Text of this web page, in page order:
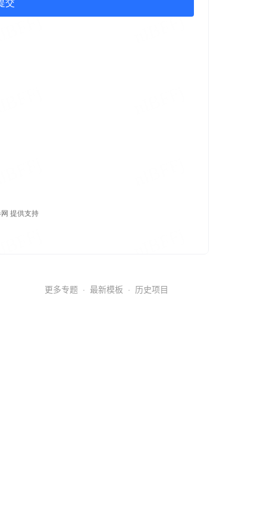
更多专题 · 最新模板 · 历史项目